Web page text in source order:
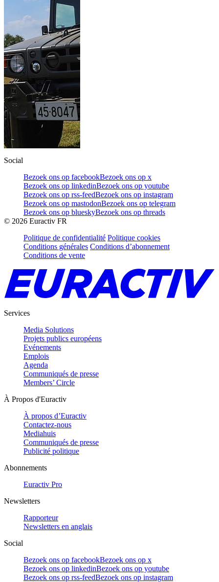
Social
Bezoek ons op facebookBezoek ons op x
Bezoek ons op linkedinBezoek ons op youtube
Bezoek ons op rss-feedBezoek ons op instagram
Bezoek ons op mastodonBezoek ons op telegram
Bezoek ons op blueskyBezoek ons op threads
© 2026 Euractiv FR
Politique de confidentialité Politique cookies
Conditions générales Conditions d’abonnement
Conditions de vente
Services
Media Solutions
Projets publics européens
Evénements
Emplois
Agenda
Communiqués de presse
Members’ Circle
À Propos d'Euractiv
À propos d’Euractiv
Contactez-nous
Mediahuis
Communiqués de presse
Publicité politique
Abonnements
Euractiv Pro
Newsletters
Rapporteur
Newsletters en anglais
Social
Bezoek ons op facebookBezoek ons op x
Bezoek ons op linkedinBezoek ons op youtube
Bezoek ons op rss-feedBezoek ons op instagram